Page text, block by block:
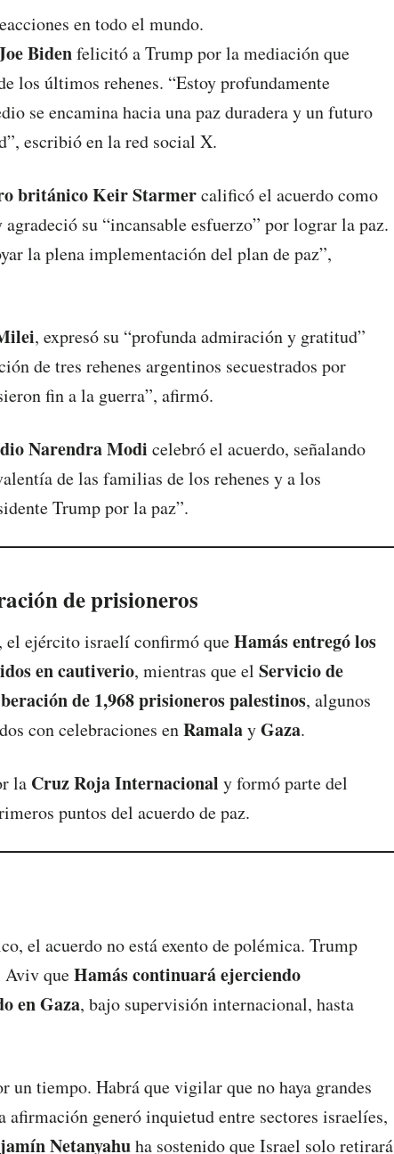
en todo el mundo.
Bidenfelicitó a Trump por la mediación que
los últimos rehenes. “Estoy profundamente
se encamina hacia una paz duradera y un futuro
escribió en la red social X.
británico Keir Starmercalificó el acuerdo como
su “incansable esfuerzo” por lograr la paz.
la plena implementación del plan de paz”,
, expresó su “profunda admiración y gratitud”
de tres rehenes argentinos secuestrados por
fin a la guerra”, afirmó.
Narendra Modi celebró el acuerdo, señalando
de las familias de los rehenes y a los
Trump por la paz”.
de prisioneros
el ejército israelí confirmó queHamás entregó los
en cautiverio, mientras que el Servicio de
de 1,968 prisioneros palestinos, algunos
con celebraciones enRamalayGaza.
la Cruz Roja Internacional y formó parte del
puntos del acuerdo de paz.
el acuerdo no está exento de polémica. Trump
Aviv queHamás continuará ejerciendo
en Gaza, bajo supervisión internacional, hasta
un tiempo. Habrá que vigilar que no haya grandes
generó inquietud entre sectores israelíes,
Netanyahuha sostenido que Israel solo retirará